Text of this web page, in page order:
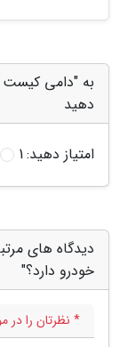
به "دامی کیست
دهید
امتیاز دهید:1
دیدگاه های
خودرو دارد؟"
* نظرتان را در